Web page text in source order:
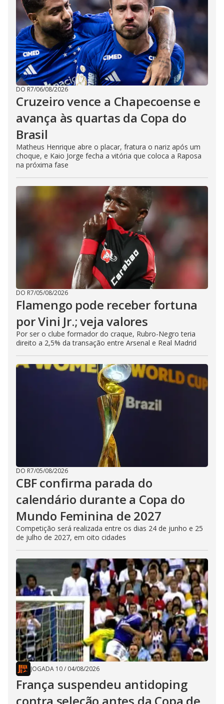
DO R7/06/08/2026
Cruzeiro vence a Chapecoense e
avança às quartas da Copa do
Brasil
Matheus Henrique abre o placar, fratura o nariz após um
choque, e Kaio Jorge fecha a vitória que coloca a Raposa
na próxima fase
DO R7/05/08/2026
Flamengo pode receber fortuna
por Vini Jr.; veja valores
Por ser o clube formador do craque, Rubro-Negro teria
direito a 2,5% da transação entre Arsenal e Real Madrid
DO R7/05/08/2026
CBF confirma parada do
calendário durante a Copa do
Mundo Feminina de 2027
Competição será realizada entre os dias 24 de junho e 25
de julho de 2027, em oito cidades
JOGADA 10/ 04/08/2026
França suspendeu antidoping